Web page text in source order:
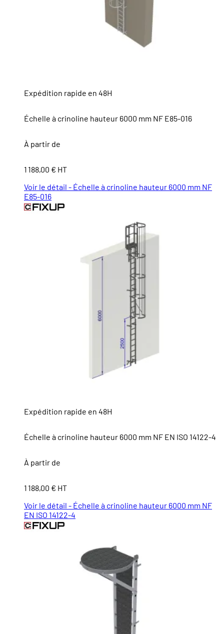
Expédition rapide en 48H
Échelle à crinoline hauteur 6000 mm NF E85-016
À partir de
1 188,00 € HT
Voir le détail - Échelle à crinoline hauteur 6000 mm NF
E85-016
Expédition rapide en 48H
Échelle à crinoline hauteur 6000 mm NF EN ISO 14122-4
À partir de
1 188,00 € HT
Voir le détail - Échelle à crinoline hauteur 6000 mm NF
EN ISO 14122-4